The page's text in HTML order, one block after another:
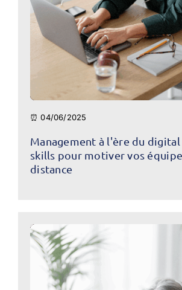
⏰ 04/06/2025
Management à l'ère du
skills pour motiver vos
distance